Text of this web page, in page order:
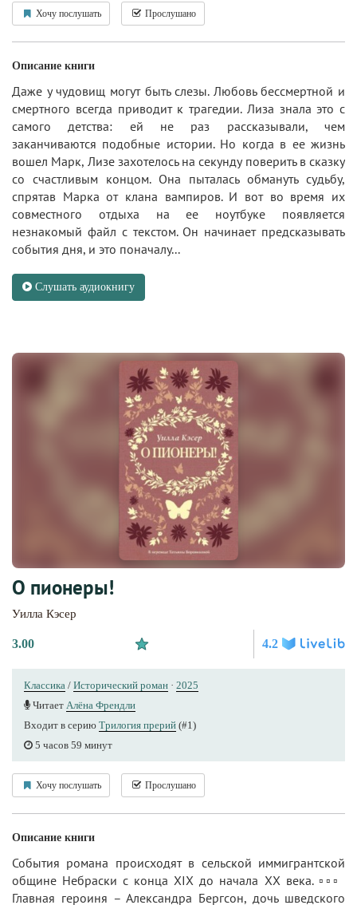
Хочу послушать Прослушано
Описание книги
Даже у чудовищ могут быть слезы. Любовь бессмертной и
смертного всегда приводит к трагедии. Лиза знала это с
самого детства: ей не раз рассказывали, чем
заканчиваются подобные истории. Но когда в ее жизнь
вошел Марк, Лизе захотелось на секунду поверить в сказку
со счастливым концом. Она пыталась обмануть судьбу,
спрятав Марка от клана вампиров. И вот во время их
совместного отдыха на ее ноутбуке появляется
незнакомый файл с текстом. Он начинает предсказывать
события дня, и это поначалу...
Слушать аудиокнигу
О пионеры!
Уилла Кэсер
3.00 4.2
Классика / Исторический роман · 2025
Читает Алёна Френдли
Входит в серию Трилогия прерий (#1)
5 часов 59 минут
Хочу послушать Прослушано
Описание книги
События романа происходят в сельской иммигрантской
общине Небраски с конца XIX до начала XX века. ▫️▫️▫️
Главная героиня – Александра Бергсон, дочь шведского